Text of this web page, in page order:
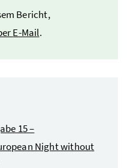
Bericht,
E-Mail.
15 –
Night without